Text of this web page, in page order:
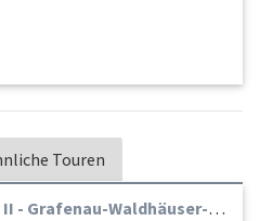
Touren
Grafenau-Waldhäuser-Lusen